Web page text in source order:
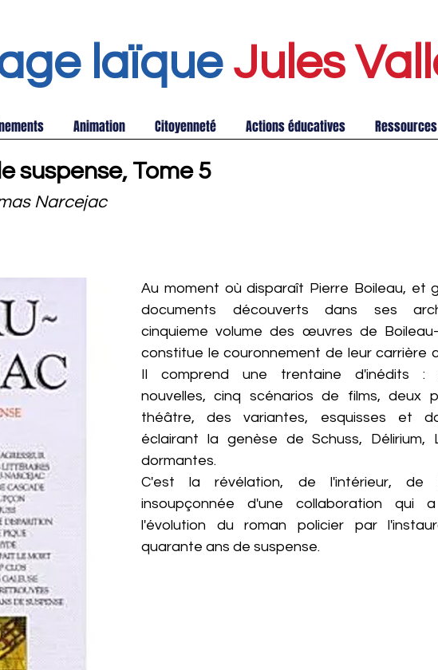
laïque Jules
Animation Citoyenneté Actions éducatives
suspense, Tome 5
Narcejac
Au moment où disparaît Pierre Boileau, et
documents découverts dans ses
cinquieme volume des œuvres de
constitue le couronnement de leur carrière
Il comprend une trentaine d'inédits :
nouvelles, cinq scénarios de films, deux
théâtre, des variantes, esquisses et
éclairant la genèse de Schuss, Délirium,
dormantes.
C'est la révélation, de l'intérieur, de
insoupçonnée d'une collaboration qui
l'évolution du roman policier par
quarante ans de suspense.